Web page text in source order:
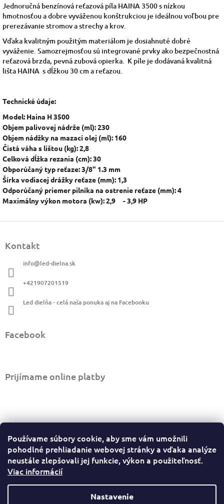
Používame súbory cookie, aby sme vám umožnili
pohodlné prehliadanie webovej stránky a vďaka analýze
neustále zlepšovali jej funkcie, výkon a použiteľnosť.
Viac informácií
Nastavenie
Jednoručná benzínová reťazová píla HAINA 3500 s nízkou
hmotnosťou a dobre vyváženou konštrukciou je ideálnou voľbou pre
prerezávanie stromov a strechy a krov.
Vďaka kvalitným použitým materiálom je dosiahnuté dobré
vyváženie. Samozrejmosťou sú integrované prvky ako bezpečnostná
reťazová brzda, pevná zubová opierka. K píle je dodávaná kvalitná
lišta HAINA s dĺžkou 30 cm a reťazou.
Technické údaje:
Model: Haina H 3500
Objem palivovej nádrže (ml): 230
Objem nádžky na mazací olej (ml): 160
Čistá váha s lištou (kg): 2,8
Celková dĺžka rezania (cm): 30
Obporúčaný typ reťaze: 3/8" 1.3 mm
Šírka vodiacej drážky reťaze (mm): 1,3
Odporúčaný priemer pilníka na ostrenie reťaze (mm): 4
Maximálny výkon motora (kw): 2,9 - 3,9 HP
Kontakt
info@led-dielna.sk
+421907201519
Led dielňa - celá naša ponuka aj na Facebooku
Facebook
Prijímame online platby
Ako nakupovať
Obchodné podmienky
Podmienky ochrany osobných údajov